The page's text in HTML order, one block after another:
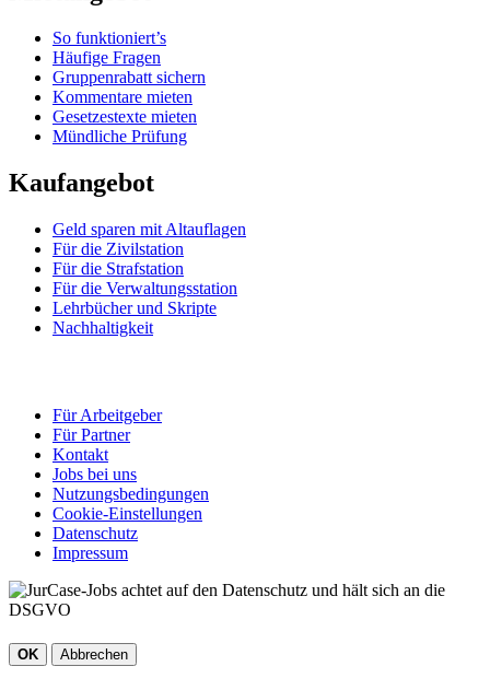
So funktioniert’s
Häufige Fragen
Gruppenrabatt sichern
Kommentare mieten
Gesetzestexte mieten
Mündliche Prüfung
Kaufangebot
Geld sparen mit Altauflagen
Für die Zivilstation
Für die Strafstation
Für die Verwaltungsstation
Lehrbücher und Skripte
Nachhaltigkeit
Für Arbeitgeber
Für Partner
Kontakt
Jobs bei uns
Nutzungsbedingungen
Cookie-Einstellungen
Datenschutz
Impressum
OK Abbrechen